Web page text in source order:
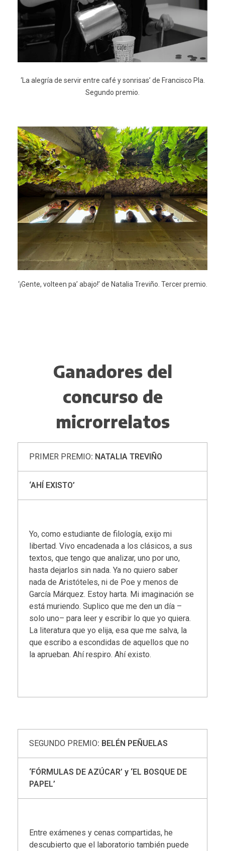
‘La alegría de servir entre café y sonrisas’ de Francisco Pla.
Segundo premio.
‘¡Gente, volteen pa’ abajo!’ de Natalia Treviño. Tercer premio.
Ganadores del
concurso de
microrrelatos
PRIMER PREMIO: NATALIA TREVIÑO
‘AHÍ EXISTO’
Yo, como estudiante de filología, exijo mi
libertad. Vivo encadenada a los clásicos, a sus
textos, que tengo que analizar, uno por uno,
hasta dejarlos sin nada. Ya no quiero saber
nada de Aristóteles, ni de Poe y menos de
García Márquez. Estoy harta. Mi imaginación se
está muriendo. Suplico que me den un día –
solo uno– para leer y escribir lo que yo quiera.
La literatura que yo elija, esa que me salva, la
que escribo a escondidas de aquellos que no
la aprueban. Ahí respiro. Ahí existo.
SEGUNDO PREMIO: BELÉN PEÑUELAS
‘FÓRMULAS DE AZÚCAR’ y ‘EL BOSQUE DE
PAPEL’
Entre exámenes y cenas compartidas, he
descubierto que el laboratorio también puede